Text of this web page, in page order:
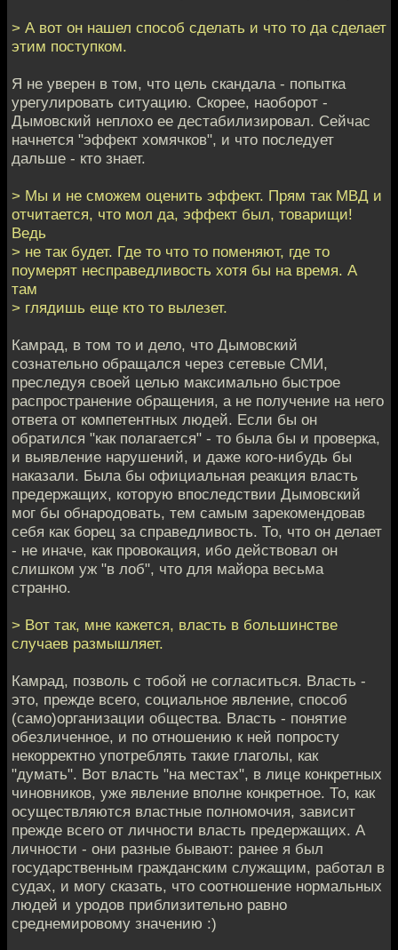
> А вот он нашел способ сделать и что то да сделает
этим поступком.
Я не уверен в том, что цель скандала - попытка
урегулировать ситуацию. Скорее, наоборот -
Дымовский неплохо ее дестабилизировал. Сейчас
начнется "эффект хомячков", и что последует
дальше - кто знает.
> Мы и не сможем оценить эффект. Прям так МВД и
отчитается, что мол да, эффект был, товарищи!
Ведь
> не так будет. Где то что то поменяют, где то
поумерят несправедливость хотя бы на время. А
там
> глядишь еще кто то вылезет.
Камрад, в том то и дело, что Дымовский
сознательно обращался через сетевые СМИ,
преследуя своей целью максимально быстрое
распространение обращения, а не получение на него
ответа от компетентных людей. Если бы он
обратился "как полагается" - то была бы и проверка,
и выявление нарушений, и даже кого-нибудь бы
наказали. Была бы официальная реакция власть
предержащих, которую впоследствии Дымовский
мог бы обнародовать, тем самым зарекомендовав
себя как борец за справедливость. То, что он делает
- не иначе, как провокация, ибо действовал он
слишком уж "в лоб", что для майора весьма
странно.
> Вот так, мне кажется, власть в большинстве
случаев размышляет.
Камрад, позволь с тобой не согласиться. Власть -
это, прежде всего, социальное явление, способ
(само)организации общества. Власть - понятие
обезличенное, и по отношению к ней попросту
некорректно употреблять такие глаголы, как
"думать". Вот власть "на местах", в лице конкретных
чиновников, уже явление вполне конкретное. То, как
осуществляются властные полномочия, зависит
прежде всего от личности власть предержащих. А
личности - они разные бывают: ранее я был
государственным гражданским служащим, работал в
судах, и могу сказать, что соотношение нормальных
людей и уродов приблизительно равно
среднемировому значению :)